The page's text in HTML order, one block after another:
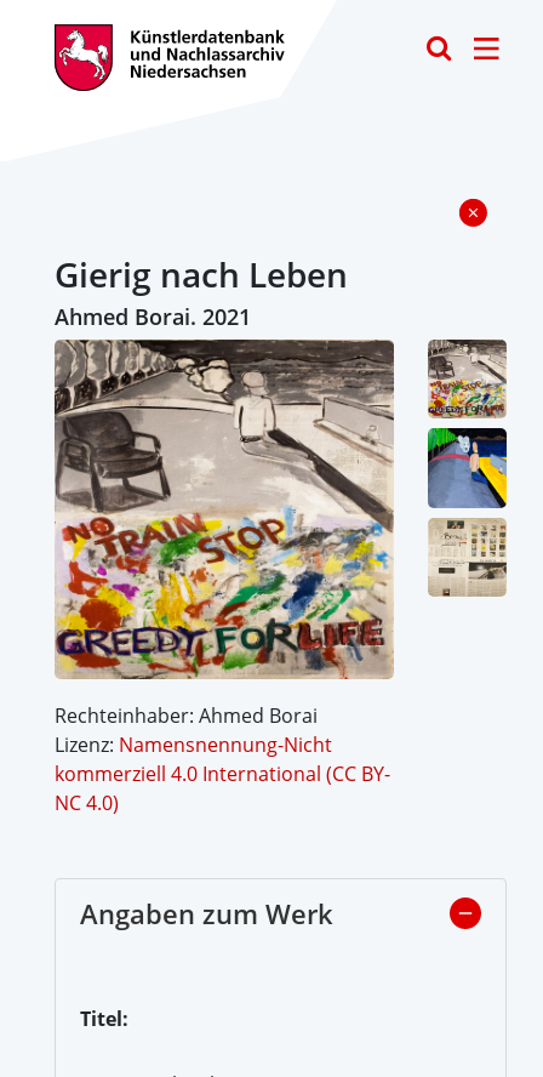
Gierig nach Leben
Ahmed Borai. 2021
Rechteinhaber: Ahmed Borai
Lizenz: Namensnennung-Nicht
kommerziell 4.0 International (CC BY-
NC 4.0)
Angaben zum Werk
Titel: